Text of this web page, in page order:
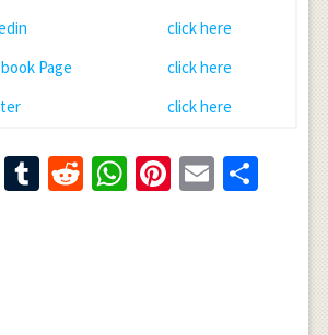
click here
Page
click here
click here
Tumblr
RedditWhatsApp
Pinterest
Email